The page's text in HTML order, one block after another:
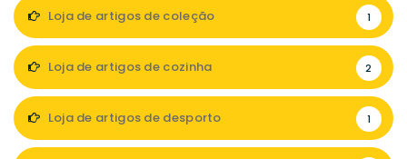
Loja de artigos de coleção 1
Loja de artigos de cozinha 2
Loja de artigos de desporto 1